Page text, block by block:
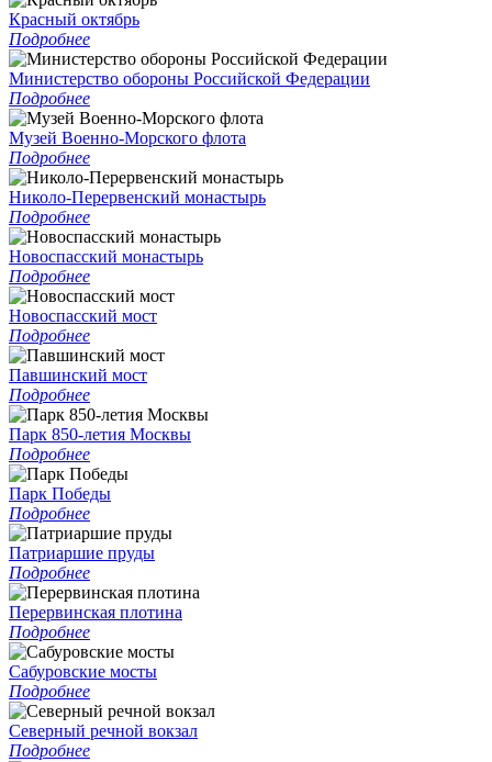
Красный октябрь
Подробнее
Министерство обороны Российской Федерации
Подробнее
Музей Военно-Морского флота
Подробнее
Николо-Перервенский монастырь
Подробнее
Новоспасский монастырь
Подробнее
Новоспасский мост
Подробнее
Павшинский мост
Подробнее
Парк 850-летия Москвы
Подробнее
Парк Победы
Подробнее
Патриаршие пруды
Подробнее
Перервинская плотина
Подробнее
Сабуровские мосты
Подробнее
Северный речной вокзал
Подробнее